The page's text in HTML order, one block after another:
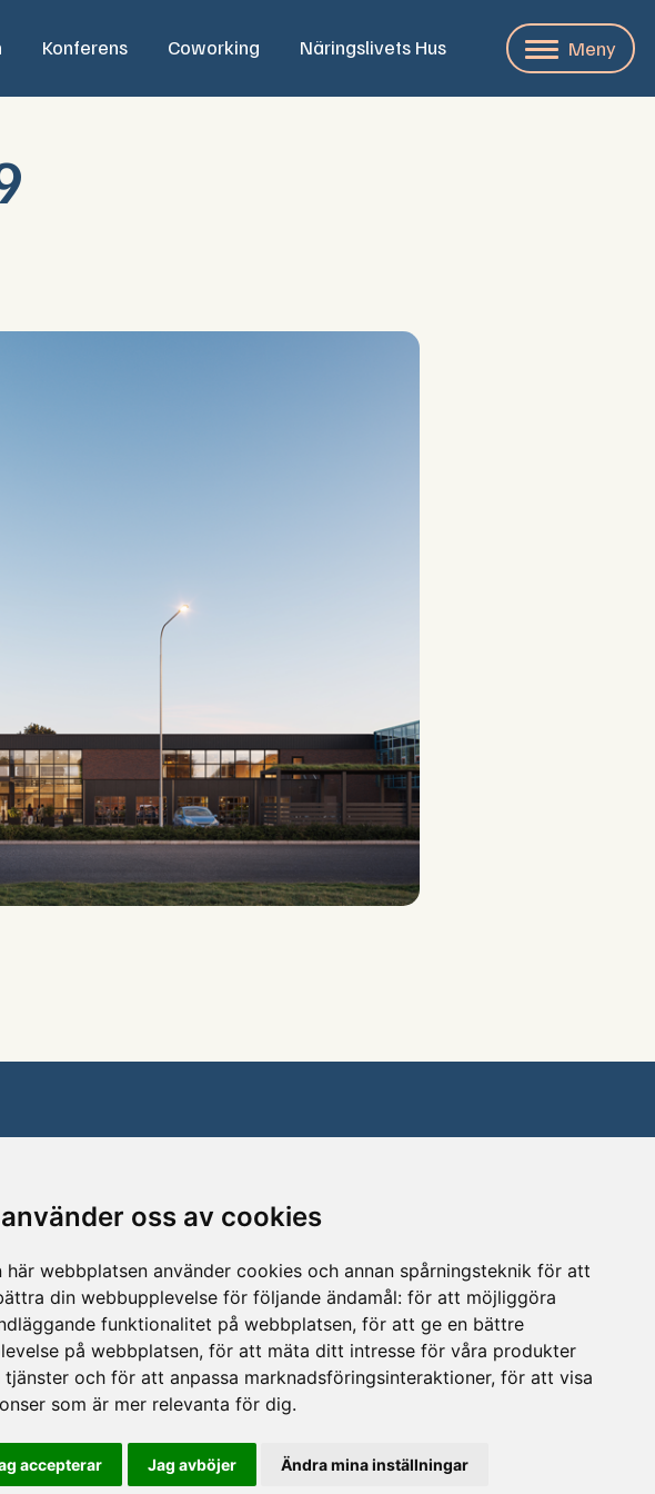
oss av cookies
här webbplatsen använder cookies och annan spårningsteknik för att
din webbupplevelse för följande ändamål: för att möjliggöra
funktionalitet på webbplatsen, för att ge en bättre
på webbplatsen, för att mäta ditt intresse för våra produkter
tjänster och för att anpassa marknadsföringsinteraktioner, för att visa
som är mer relevanta för dig.
accepterar Jag avböjer Ändra mina inställningar
Konferens Coworking Näringslivets Hus Meny
Stålvägen 3
574 31 Vetlanda
Telefon
072‑050 39 23
niclas@hitech.se
Instagram
LinkedIn
Ändra